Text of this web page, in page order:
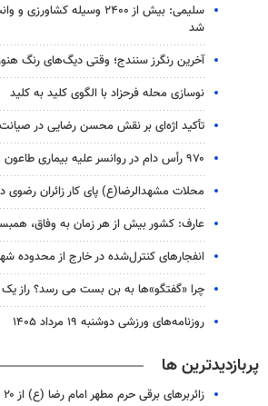
سلیمی: بیش از ۲۴۰۰ وسیله
شد
آخرین رنگرز سنندج؛ وقتی دیگ‌های رنگ
نوسازی محله فرحزاد با الگوی کلید به ‌کلید
تأکید اژه‌ای بر نقش محسن رضایی در صیانت
۹۷۰ رأس دام در روانسر علیه بیماری طاعون واکسینه شدند
محلات مشهدالرضا(ع) پای کار زائران رضوی
عارف: کشور بیش از هر زمان به وفاق،
انفجارهای کنترل‌شده در خارج از محدوده
چرا «گفتگو»ها به بن بست می رسد؟ راز یک
روزنامه‌های ورزشی دوشنبه ۱۹ مرداد ۱۴۰۵
پربازدیدترین ها
زائربرهای برقی حرم مطهر امام رضا (ع) از ۲۰ مرداد ۱۴۰۵ متوقف می‌شوند